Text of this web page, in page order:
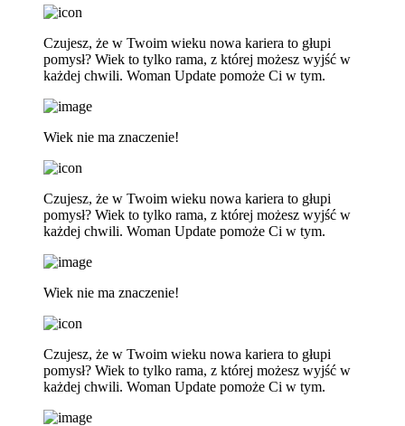
Czujesz, że w Twoim wieku nowa kariera to głupi
pomysł? Wiek to tylko rama, z której możesz wyjść w
każdej chwili. Woman Update pomoże Ci w tym.
Wiek nie ma znaczenie!
Czujesz, że w Twoim wieku nowa kariera to głupi
pomysł? Wiek to tylko rama, z której możesz wyjść w
każdej chwili. Woman Update pomoże Ci w tym.
Wiek nie ma znaczenie!
Czujesz, że w Twoim wieku nowa kariera to głupi
pomysł? Wiek to tylko rama, z której możesz wyjść w
każdej chwili. Woman Update pomoże Ci w tym.